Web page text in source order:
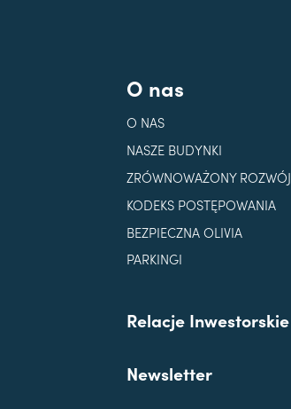
O nas
O NAS
NASZE BUDYNKI
ZRÓWNOWAŻONY ROZWÓJ
KODEKS POSTĘPOWANIA
BEZPIECZNA OLIVIA
PARKINGI
Relacje Inwestorskie
Newsletter